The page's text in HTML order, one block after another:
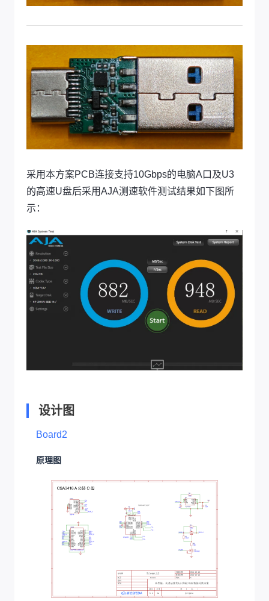
采用本方案PCB连接支持10Gbps的电脑A口及U3
的高速U盘后采用AJA测速软件测试结果如下图所
示：
设计图
Board2
原理图